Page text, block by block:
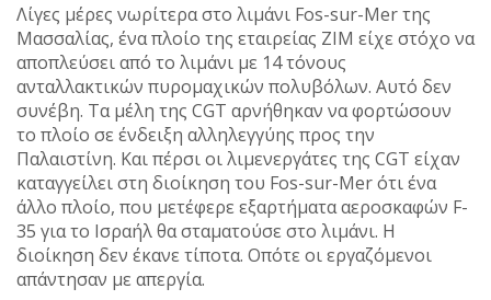
Λίγες μέρες νωρίτερα στο λιμάνι Fos-sur-Mer της
Μασσαλίας, ένα πλοίο της εταιρείας ZIM είχε στόχο να
αποπλεύσει από το λιμάνι με 14 τόνους
ανταλλακτικών πυρομαχικών πολυβόλων. Αυτό δεν
συνέβη. Τα μέλη της CGT αρνήθηκαν να φορτώσουν
το πλοίο σε ένδειξη αλληλεγγύης προς την
Παλαιστίνη. Και πέρσι οι λιμενεργάτες της CGT είχαν
καταγγείλει στη διοίκηση του Fos-sur-Mer ότι ένα
άλλο πλοίο, που μετέφερε εξαρτήματα αεροσκαφών F-
35 για το Ισραήλ θα σταματούσε στο λιμάνι. Η
διοίκηση δεν έκανε τίποτα. Οπότε οι εργαζόμενοι
απάντησαν με απεργία.